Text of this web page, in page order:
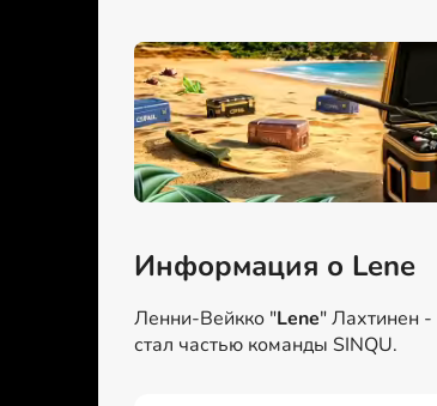
Информация о Lene
Ленни-Вейкко "Lene" Лахтинен
стал частью команды SINQU.